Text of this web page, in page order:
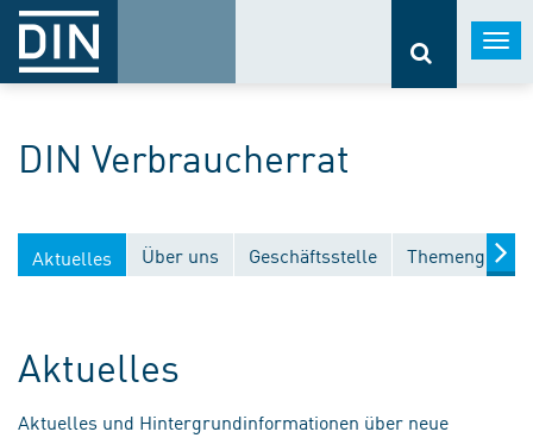
DIN Verbraucherrat
Aktuelles Über uns Geschäftsstelle
Aktuelles
Aktuelles und Hintergrundinformationen über neue